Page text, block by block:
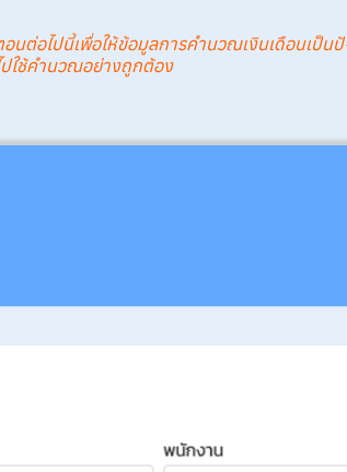
ต่อไปนี้เพื่อให้ข้อมูลการคำนวณเงินเดือนเป็
ใช้คำนวณอย่างถูกต้อง